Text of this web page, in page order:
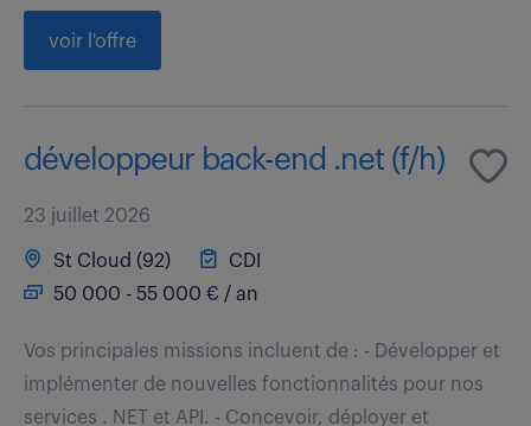
voir l'offre
développeur back-end .net (f/h)
23 juillet 2026
St Cloud (92)
CDI
50 000 - 55 000 € / an
Vos principales missions incluent de : - Développer et
implémenter de nouvelles fonctionnalités pour nos
services . NET et API. - Concevoir, déployer et